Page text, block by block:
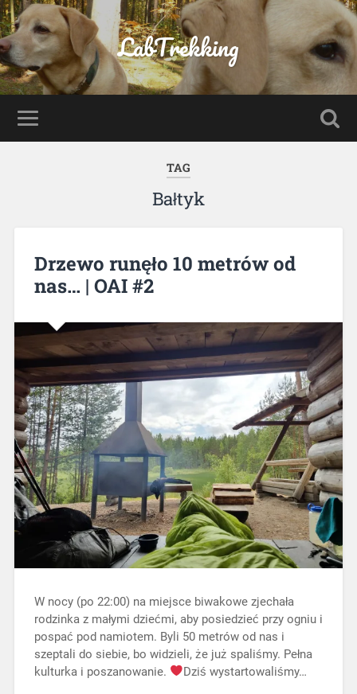
LabTrekking
TAG
Bałtyk
Drzewo runęło 10 metrów od
nas… | OAI #2
W nocy (po 22:00) na miejsce biwakowe zjechała
rodzinka z małymi dziećmi, aby posiedzieć przy ogniu i
pospać pod namiotem. Byli 50 metrów od nas i
szeptali do siebie, bo widzieli, że już spaliśmy. Pełna
kulturka i poszanowanie.
Dziś wystartowaliśmy…